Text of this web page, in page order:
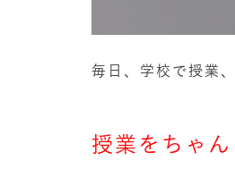
毎日、学校で授業
授業をちゃん